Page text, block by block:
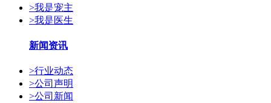
>我是宠主
>我是医生
新闻资讯
>行业动态
>公司声明
>公司新闻